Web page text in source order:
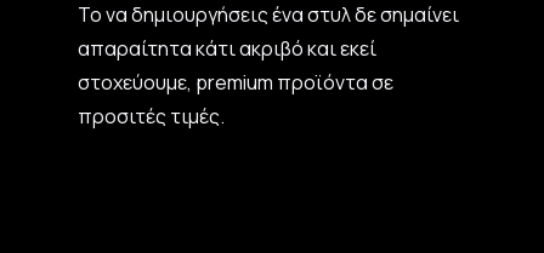
Το να δημιουργήσεις ένα στυλ δε σημαίνει
απαραίτητα κάτι ακριβό και εκεί
στοχεύουμε, premium προϊόντα σε
προσιτές τιμές.